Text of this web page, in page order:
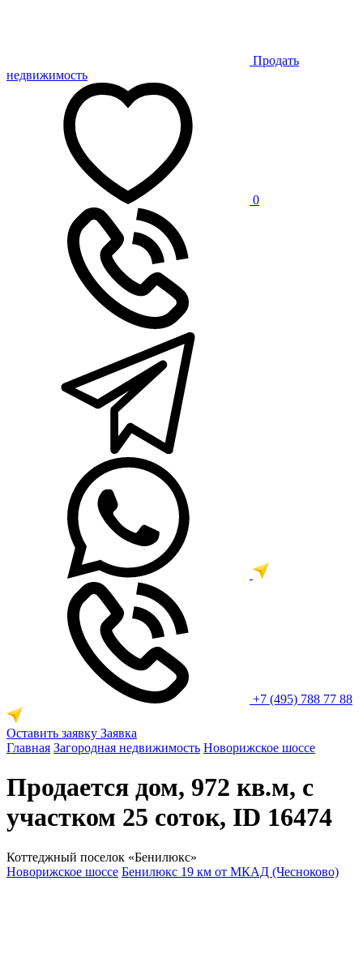
Продать
недвижимость
0
+7 (495) 788 77 88
Оставить заявку Заявка
Главная Загородная недвижимость Новорижское шоссе
Продается дом, 972 кв.м, с
участком 25 соток, ID 16474
Коттеджный поселок «Бенилюкс»
Новорижское шоссе Бенилюкс 19 км от МКАД (Чесноково)